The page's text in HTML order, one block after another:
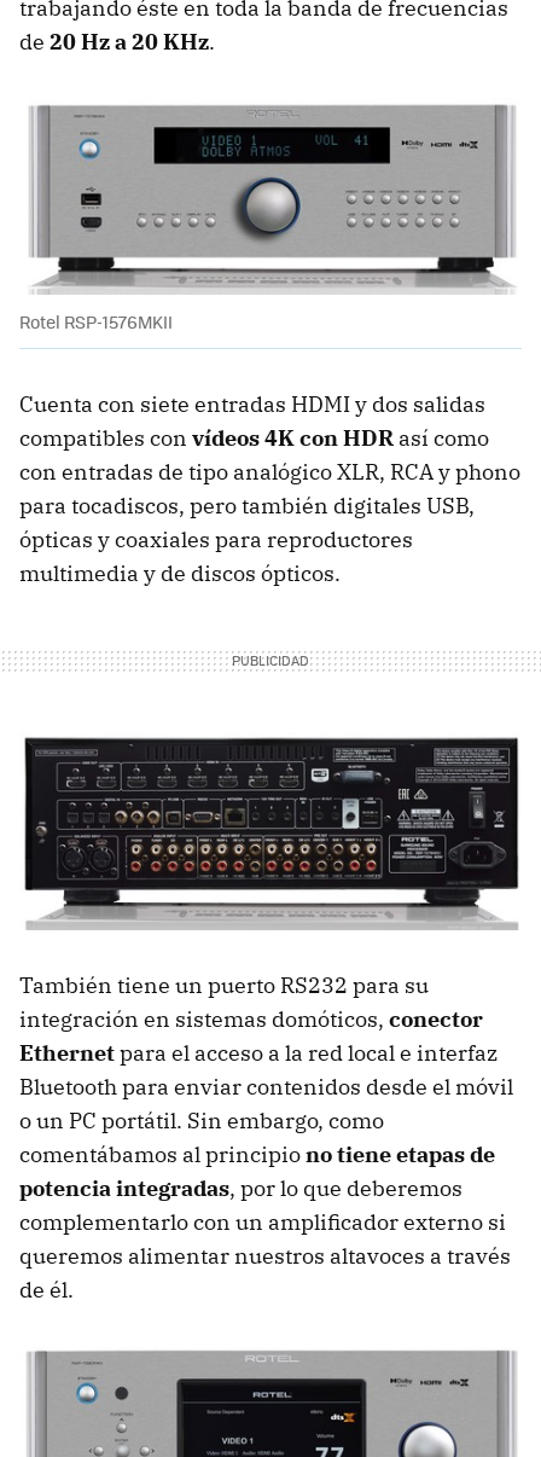
trabajando éste en toda la banda de frecuencias
de 20 Hz a 20 KHz.
Rotel RSP-1576MKII
Cuenta con siete entradas HDMI y dos salidas
compatibles con vídeos 4K con HDR así como
con entradas de tipo analógico XLR, RCA y phono
para tocadiscos, pero también digitales USB,
ópticas y coaxiales para reproductores
multimedia y de discos ópticos.
También tiene un puerto RS232 para su
integración en sistemas domóticos, conector
Ethernetpara el acceso a la red local e interfaz
Bluetooth para enviar contenidos desde el móvil
o un PC portátil. Sin embargo, como
comentábamos al principiono tiene etapas de
potencia integradas, por lo que deberemos
complementarlo con un amplificador externo si
queremos alimentar nuestros altavoces a través
de él.